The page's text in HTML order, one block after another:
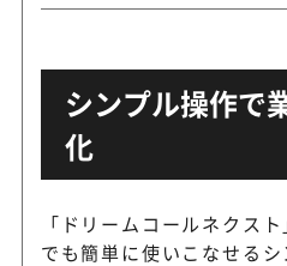
シンプル操作で
化
「ドリームコールネクス
でも簡単に使いこなせる